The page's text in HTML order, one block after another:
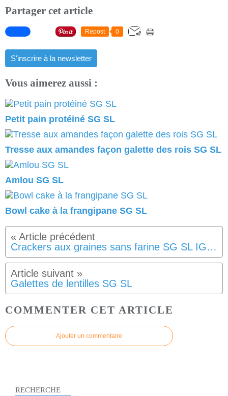
Partager cet article
Repost 0
S'inscrire à la newsletter
Vous aimerez aussi :
Petit pain protéiné SG SL
Tresse aux amandes façon galette des rois SG SL
Amlou SG SL
Bowl cake à la frangipane SG SL
Crackers aux graines sans farine SG SL IG Bas
Galettes de lentilles SG SL
COMMENTER CET ARTICLE
Ajouter un commentaire
RECHERCHE